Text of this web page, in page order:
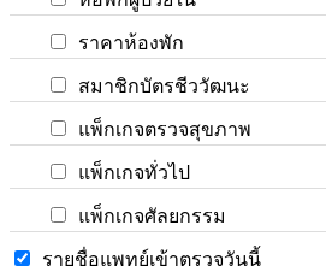
ราคาห้องพัก
สมาชิกบัตรชีววัฒนะ
แพ็กเกจตรวจสุขภาพ
แพ็กเกจทั่วไป
แพ็กเกจศัลยกรรม
รายชื่อแพทย์เข้าตรวจวันนี้